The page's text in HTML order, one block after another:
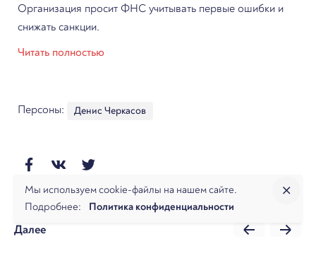
Организация просит ФНС учитывать первые ошибки и
снижать санкции.
Читать полностью
Персоны: Денис Черкасов
Далее
Мы используем cookie-файлы на нашем сайте.
Подробнее: Политика конфиденциальности